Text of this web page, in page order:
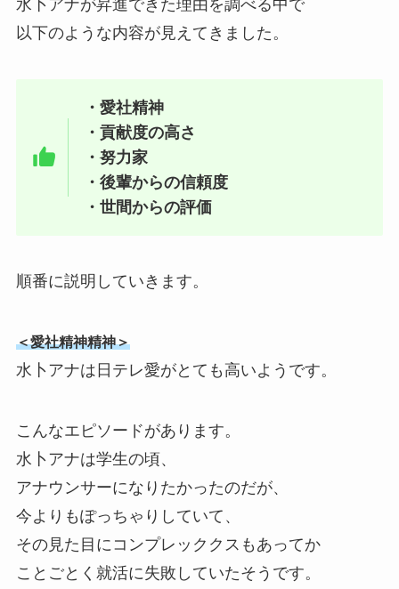
水卜アナが昇進できた理由を調べる中で
以下のような内容が見えてきました。
・愛社精神
・貢献度の高さ
・努力家
・後輩からの信頼度
・世間からの評価
順番に説明していきます。
＜愛社精神精神＞
水卜アナは日テレ愛がとても高いようです。
こんなエピソードがあります。
水卜アナは学生の頃、
アナウンサーになりたかったのだが、
今よりもぽっちゃりしていて、
その見た目にコンプレッククスもあってか
ことごとく就活に失敗していたそうです。